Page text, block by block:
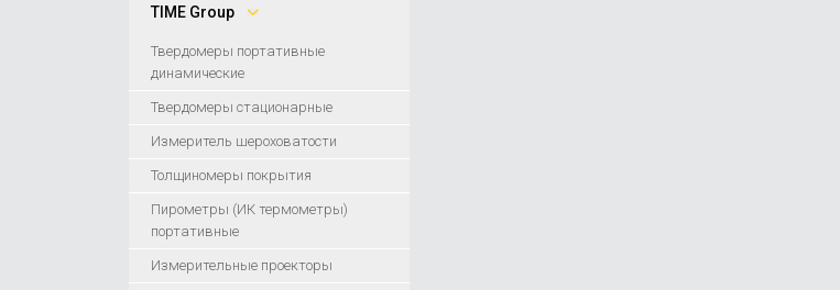
TIME Group
Твердомеры портативные
динамические
Твердомеры стационарные
Измеритель шероховатости
Толщиномеры покрытия
Пирометры (ИК термометры)
портативные
Измерительные проекторы